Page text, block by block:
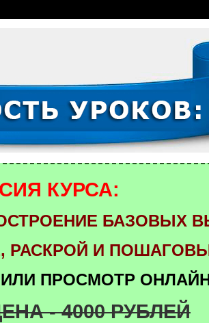
КУРСА:
БАЗОВЫХ
РАСКРОЙ И
ПРОСМОТР
- 4000 РУБЛЕЙ